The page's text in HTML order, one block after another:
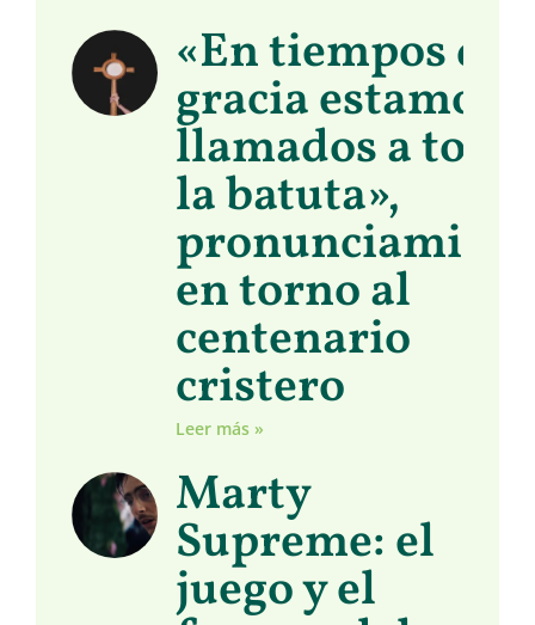
«En tiempos de
gracia estamos
llamados a
la batuta»,
en torno al
centenario
cristero
Leer más »
Marty
Supreme: el
juego y el